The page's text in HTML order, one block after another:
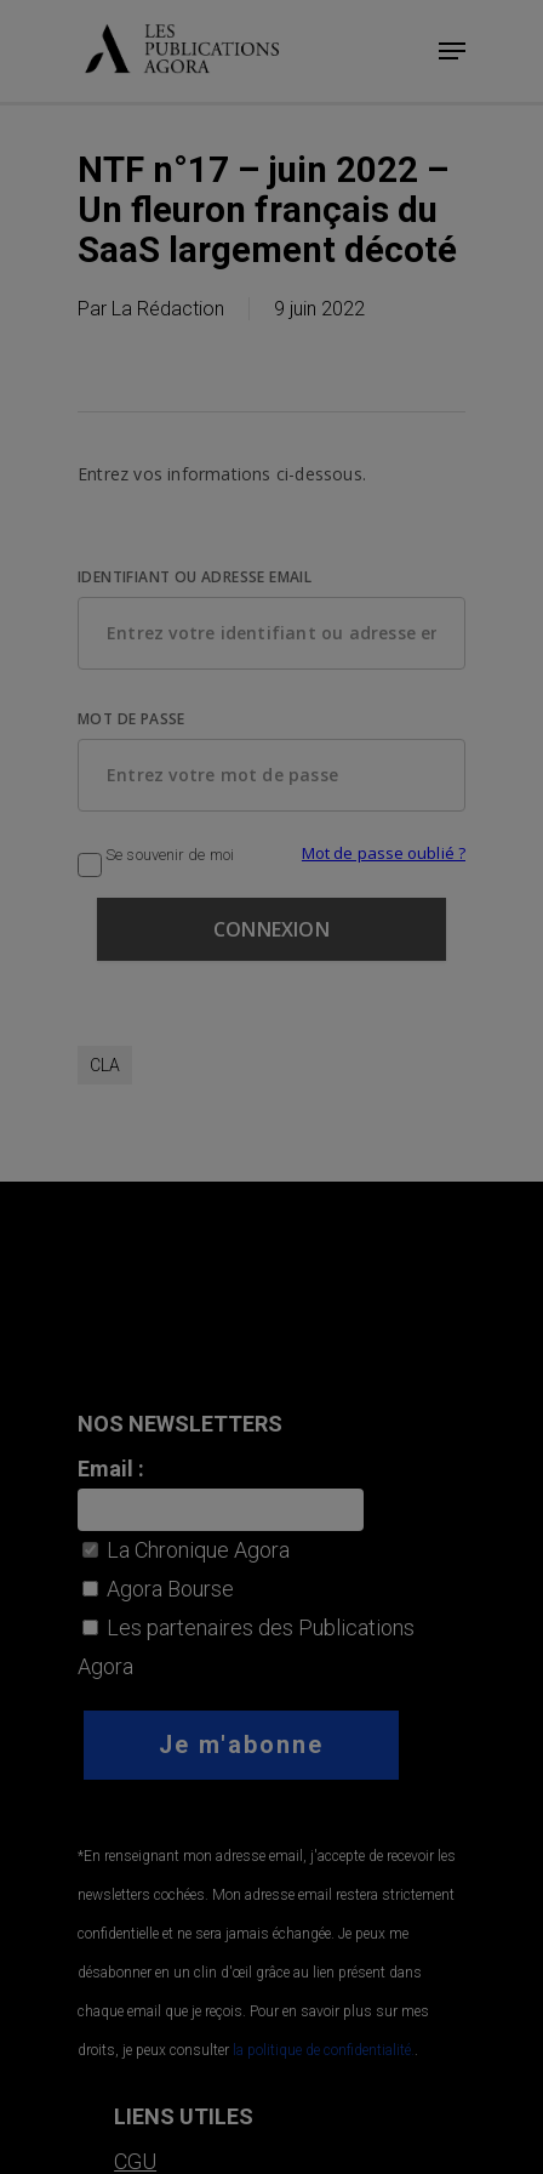
Menu
NTF n°17 – juin 2022 –
Un fleuron français du
SaaS largement décoté
Par La Rédaction 9 juin 2022
Entrez vos informations ci-dessous.
IDENTIFIANT OU ADRESSE EMAIL
MOT DE PASSE
Se souvenir de moi Mot de passe oublié ?
CLA
NOS NEWSLETTERS
Email :
La Chronique Agora
Agora Bourse
Les partenaires des Publications
Agora
*En renseignant mon adresse email, j'accepte de recevoir les
newsletters cochées. Mon adresse email restera strictement
confidentielle et ne sera jamais échangée. Je peux me
désabonner en un clin d'œil grâce au lien présent dans
chaque email que je reçois. Pour en savoir plus sur mes
droits, je peux consulter la politique de confidentialité..
LIENS UTILES
CGU